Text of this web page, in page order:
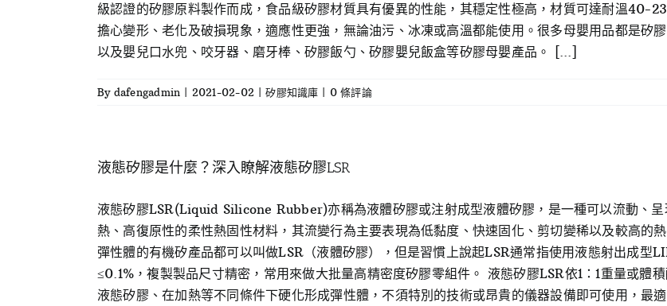
級認證的矽膠原料製作而成，食品級矽膠材質具有優異的性能，其穩定性極高，材質可達耐溫40-
擔心變形、老化及破損現象，適應性更強，無論油污、冰凍或高溫都能使用。很多母嬰用品都是矽
以及嬰兒口水兜、咬牙器、磨牙棒、矽膠飯勺、矽膠嬰兒飯盒等矽膠母嬰產品。 [...]
By dafengadmin 2021-02-02 矽膠知識庫 0 條評論
液態矽膠是什麼？深入瞭解液態矽膠LSR
液態矽膠LSR(Liquid Silicone Rubber)亦稱為液體矽膠或注射成型液體矽膠，是一種可以流動、
熱、高復原性的柔性熱固性材料，其流變行為主要表現為低黏度、快速固化、剪切變稀以及較高的
彈性體的有機矽產品都可以叫做LSR（液體矽膠），但是習慣上說起LSR通常指使用液態射出成
≤0.1%，複製製品尺寸精密，常用來做大批量高精密度矽膠零組件。 液態矽膠LSR依1：1重量或體
液態矽膠、在加熱等不同條件下硬化形成彈性體，不須特別的技術或昂貴的儀器設備即可使用，最